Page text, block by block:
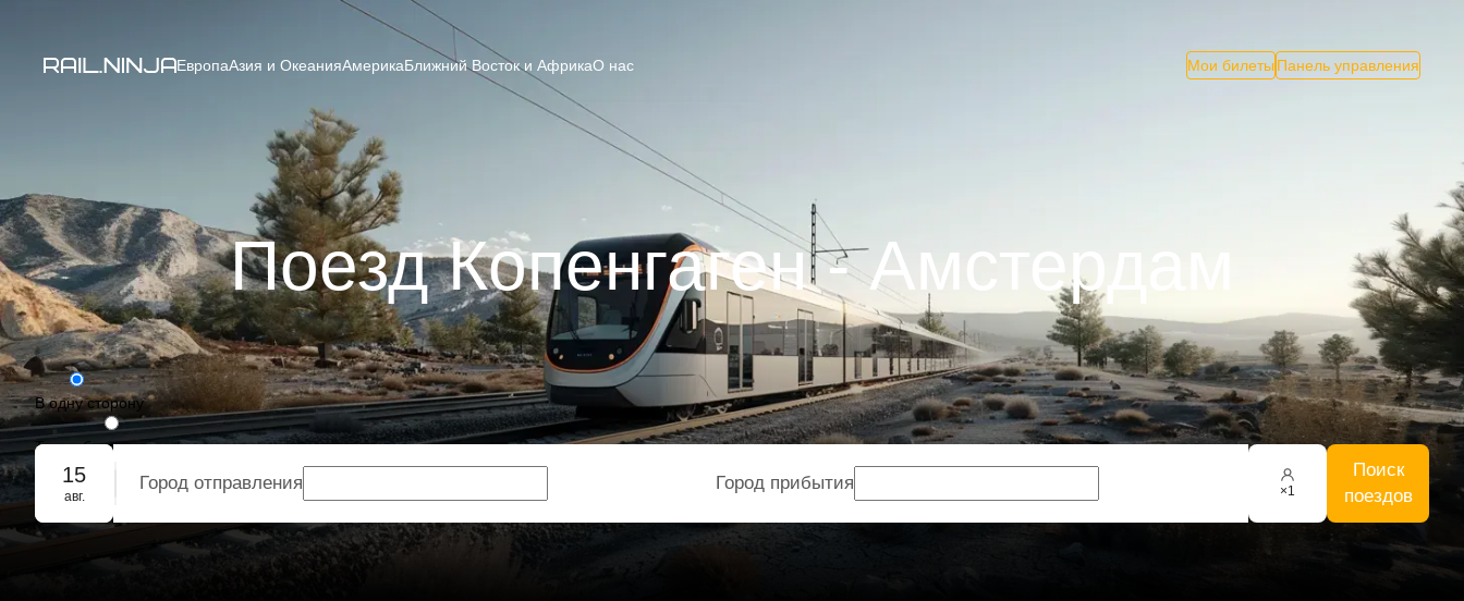
ЕвропаАзия и ОкеанияАмерикаБлижний Восток и АфрикаО нас Мои билеты Панель управления
Поезд Копенгаген - Амстердам
В одну сторону
Туда-обратно
Групповое бронирование
15
авг.
Город отправления Город прибытия ×1
Поиск
поездов